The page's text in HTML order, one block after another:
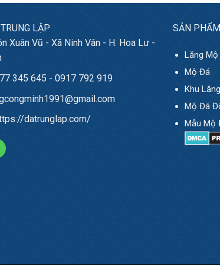
LẬP
Xuân Vũ - Xã Ninh Vân - H. Hoa Lư -
345 645 - 0917 792 919
datrunglap.com/
SẢN
Lăng
Mộ Đá
Khu
Mộ Đá
Mẫu Mộ